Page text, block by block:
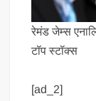
रेमंड जेम्स
टॉप स्टॉक्स
[ad_2]